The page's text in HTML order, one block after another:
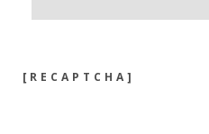
[RECAPTCHA]